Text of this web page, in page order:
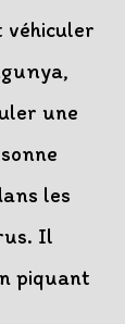
véhiculer
une
les
Il
piquant